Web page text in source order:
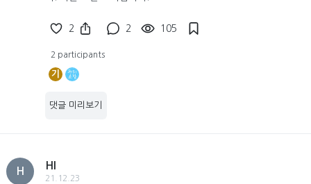
2 2 105
2 participants
기
댓글 미리보기
H
HI
21.12.23